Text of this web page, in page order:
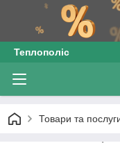
Теплополіс
Товари та